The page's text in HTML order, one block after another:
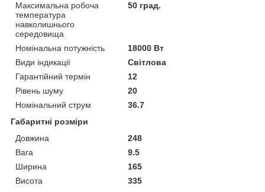
Максимальна робоча
температура
навколишнього
середовища
50 град.
Номінальна потужність
18000 Вт
Види індикації
Світлова
Гарантійний термін
12
Рівень шуму
20
Номінальний струм
36.7
Габаритні розміри
Довжина
248
Вага
9.5
Ширина
165
Висота
335